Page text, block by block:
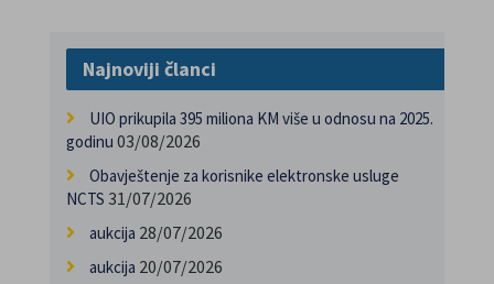
Najnoviji članci
UIO prikupila 395 miliona KM više u odnosu na 2025.
godinu 03/08/2026
Obavještenje za korisnike elektronske usluge
NCTS 31/07/2026
aukcija 28/07/2026
aukcija 20/07/2026